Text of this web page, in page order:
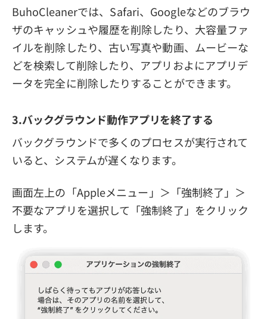
BuhoCleanerでは、Safari、Googleなどのブラウ
ザのキャッシュや履歴を削除したり、大容量ファ
イルを削除したり、古い写真や動画、ムービーな
どを検索して削除したり、アプリおよにアプリデ
ータを完全に削除したりすることができます。
3.バックグラウンド動作アプリを終了する
バックグラウンドで多くのプロセスが実行されて
いると、システムが遅くなります。
画面左上の「Appleメニュー」＞「強制終了」＞
不要なアプリを選択して「強制終了」をクリック
します。